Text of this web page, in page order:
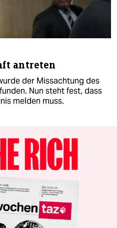
antreten
der Missachtung des
Nun steht fest, dass
melden muss.